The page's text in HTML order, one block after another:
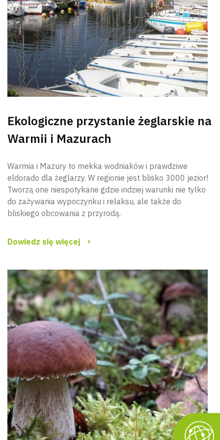
Ekologiczne przystanie żeglarskie na
Warmii i Mazurach
Warmia i Mazury to mekka wodniaków i prawdziwe
eldorado dla żeglarzy. W regionie jest blisko 3000 jezior!
Tworzą one niespotykane gdzie indziej warunki nie tylko
do zażywania wypoczynku i relaksu, ale także do
bliskiego obcowania z przyrodą.
Dowiedz się więcej